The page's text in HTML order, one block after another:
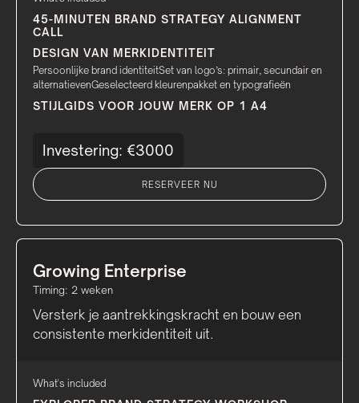
45-MINUTEN BRAND STRATEGY ALIGNMENT
CALL
DESIGN VAN MERKIDENTITEIT
Persoonlijke brand identiteitSet van logo’s: primair, secundair en
alternatievenGeselecteerd kleurenpakket en typografieën
STIJLGIDS VOOR JOUW MERK OP 1 A4
Investering: €3000
RESERVEER NU
Growing Enterprise
Timing: 2 weken
Versterk je aantrekkingskracht en bouw een
consistente merkidentiteit uit.
What's included